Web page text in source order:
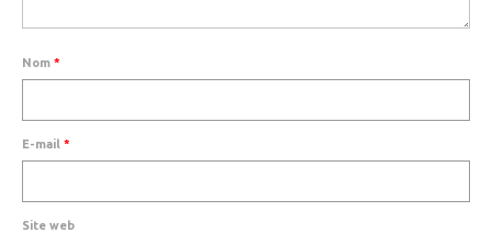
Nom *
E-mail *
Site web